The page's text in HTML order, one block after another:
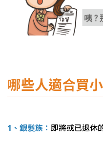
哪些人適合買
1、銀髮族： 即將或已退休